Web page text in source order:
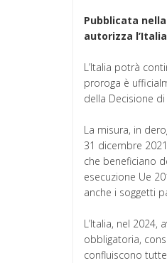
Pubblicata
autorizza
L’Italia potrà
proroga è
della Decisione
La misura, in
31 dicembre 2021
che beneficiano
esecuzione Ue
anche i soggetti
L’Italia, nel
obbligatoria,
confluiscono